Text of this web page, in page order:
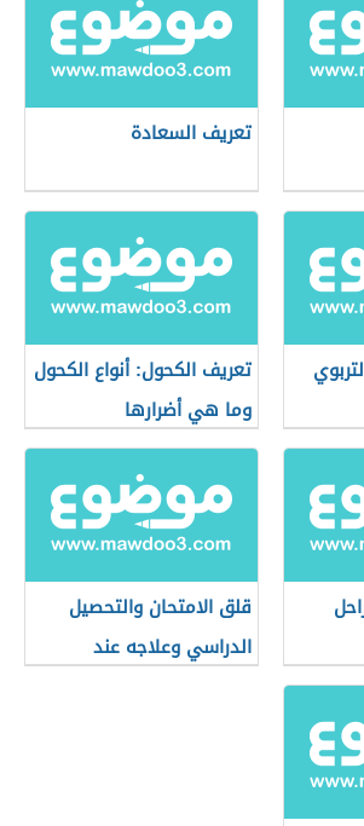
تعريف السعادة
تعريف الكحول: أنواع الكحول
وما هي أضرارها
قلق الامتحان والتحصيل
الدراسي وعلاجه عند